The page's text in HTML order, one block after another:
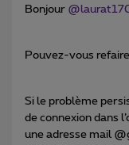
Bonjour
Pouvez-vous
Si le problème
de connexion dans
une adresse mail